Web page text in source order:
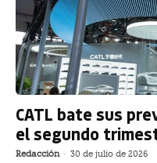
CATL bate sus
el segundo
Redacción - 30 de julio de 2026